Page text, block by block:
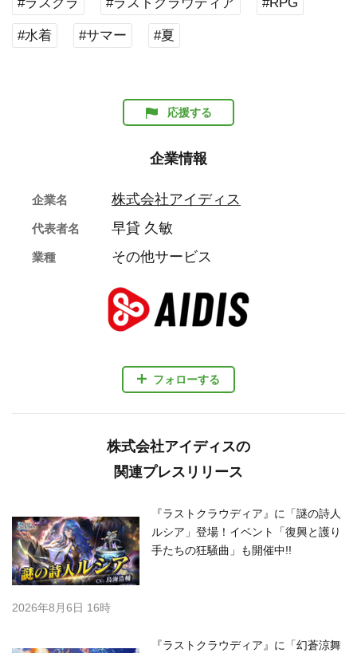
#水着 #サマー #夏
応援する
企業情報
フォローする
企業名 株式会社アイディス
代表者名 早貸 久敏
業種 その他サービス
株式会社アイディスの
関連プレスリリース
『ラストクラウディア』に「謎の詩人
ルシア」登場！イベント「復興と護り
手たちの狂騒曲」も開催中!!
2026年8月6日 16時
『ラストクラウディア』に「幻蒼涼舞